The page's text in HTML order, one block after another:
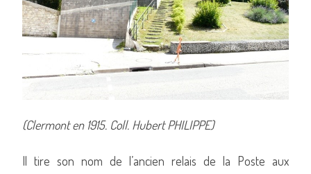
(Clermont en 1915. Coll. Hubert PHILIPPE)
Il tire son nom de l’ancien relais de la Poste aux